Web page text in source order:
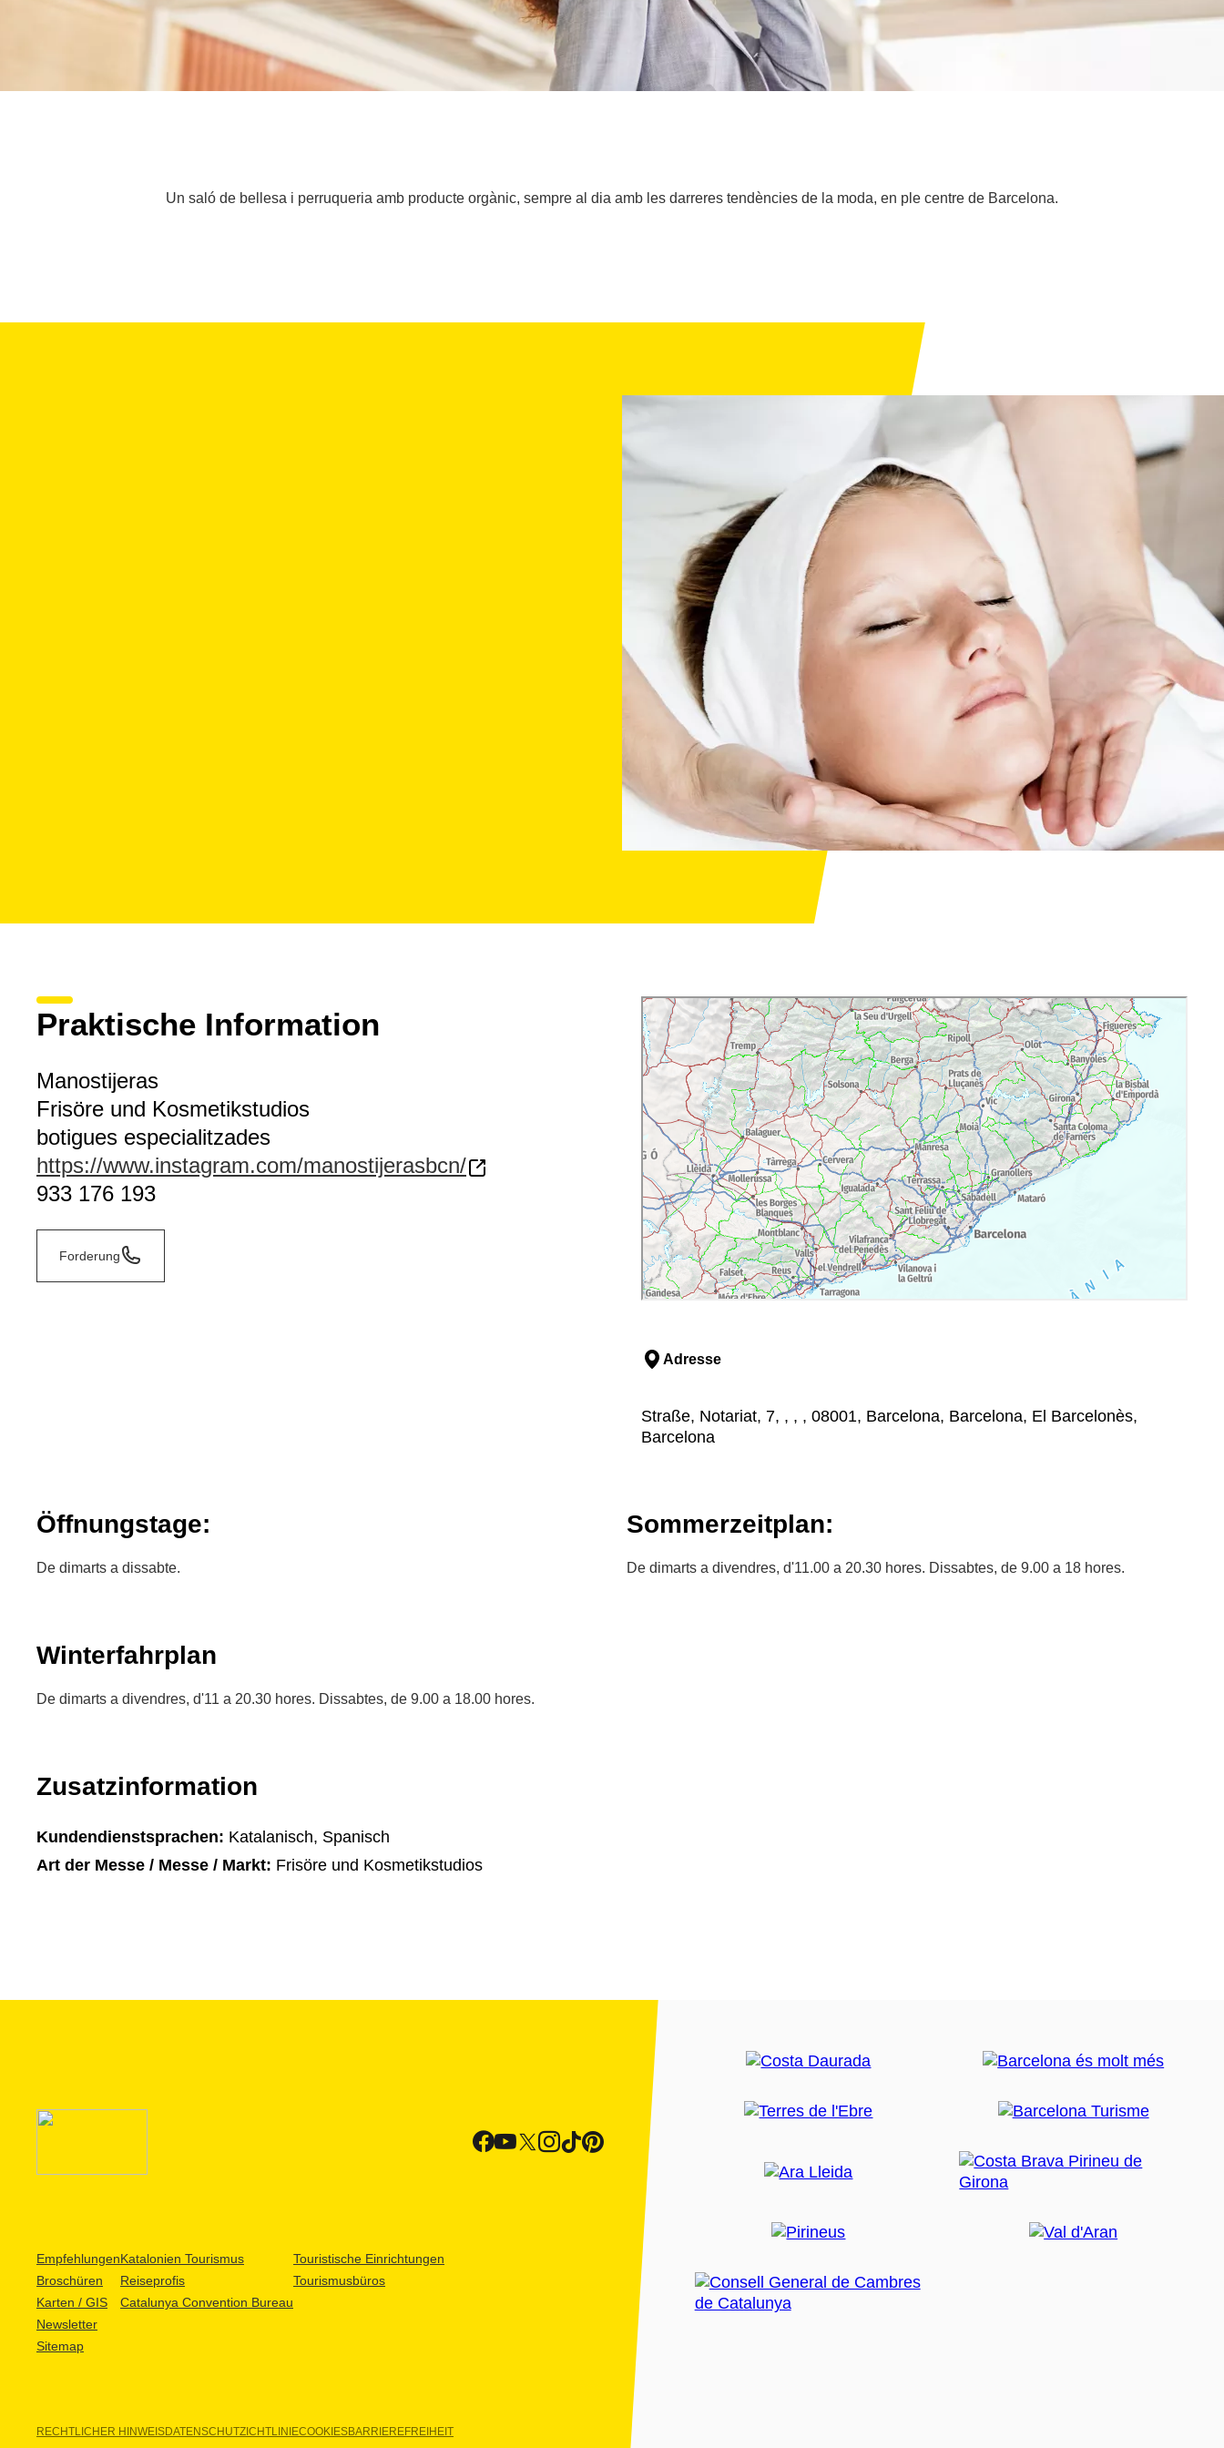
Un saló de bellesa i perruqueria amb producte orgànic, sempre al dia amb les darreres tendències de la moda, en ple centre de Barcelona.
Praktische Information
Manostijeras
Frisöre und Kosmetikstudios
botigues especialitzades
https://www.instagram.com/manostijerasbcn/
933 176 193
Forderung
Adresse
Straße, Notariat, 7, , , , 08001, Barcelona, Barcelona, El Barcelonès,
Barcelona
Öffnungstage:
De dimarts a dissabte.
Sommerzeitplan:
De dimarts a divendres, d'11.00 a 20.30 hores. Dissabtes, de 9.00 a 18 hores.
Winterfahrplan
De dimarts a divendres, d'11 a 20.30 hores. Dissabtes, de 9.00 a 18.00 hores.
Zusatzinformation
Kundendienstsprachen: Katalanisch, Spanisch
Art der Messe / Messe / Markt: Frisöre und Kosmetikstudios
Empfehlungen
Broschüren
Karten / GIS
Newsletter
Sitemap
Katalonien Tourismus
Reiseprofis
Catalunya Convention Bureau
Touristische Einrichtungen
Tourismusbüros
RECHTLICHER HINWEISDATENSCHUTZICHTLINIECOOKIESBARRIEREFREIHEIT